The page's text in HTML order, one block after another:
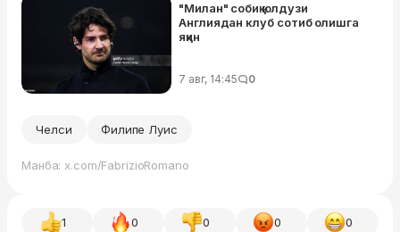
"Милан" собиқ юлдузи
Англиядан клуб сотиб олишга
яқин
7 авг, 14:45 0
Челси Филипе Луис
Манба: x.com/FabrizioRomano
1 0 0 0 0